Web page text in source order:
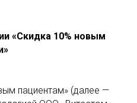
«Скидка 10% новым
пациентам» (далее —